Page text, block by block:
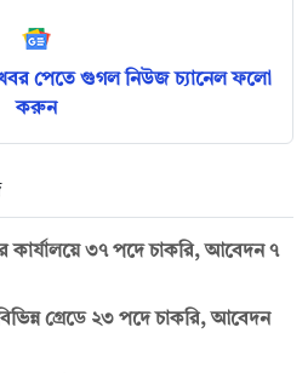
পেতে গুগল নিউজ চ্যানেল ফলো
করুন
কার্যালয়ে ৩৭ পদে চাকরি, আবেদন ৭
বিভিন্ন গ্রেডে ২৩ পদে চাকরি, আবেদন